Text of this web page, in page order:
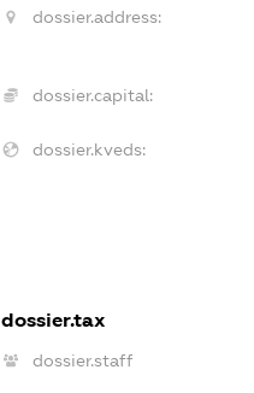
dossier.address:
dossier.capital:
dossier.kveds:
dossier.tax
dossier.staff